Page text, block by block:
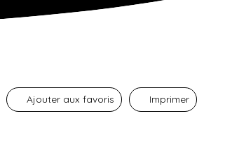
Ajouter aux favoris Imprimer